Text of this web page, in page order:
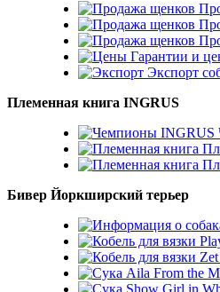
Гарантии и
Экспорт
Племенная книга INGRUS
Бивер Йоркширский терьер
Aila From the